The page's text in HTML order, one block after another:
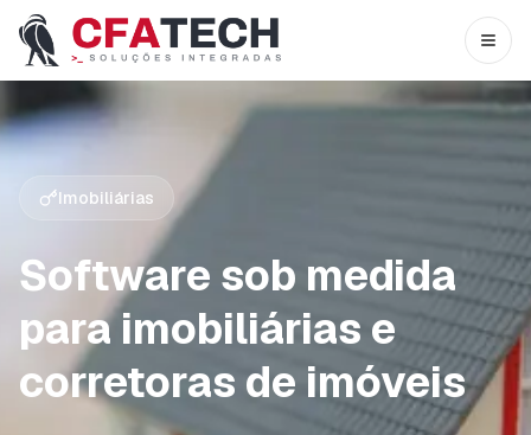
Pular para o conteúdo principal
Abrir
Imobiliárias
Software sob medida
para imobiliárias e
corretoras de imóveis